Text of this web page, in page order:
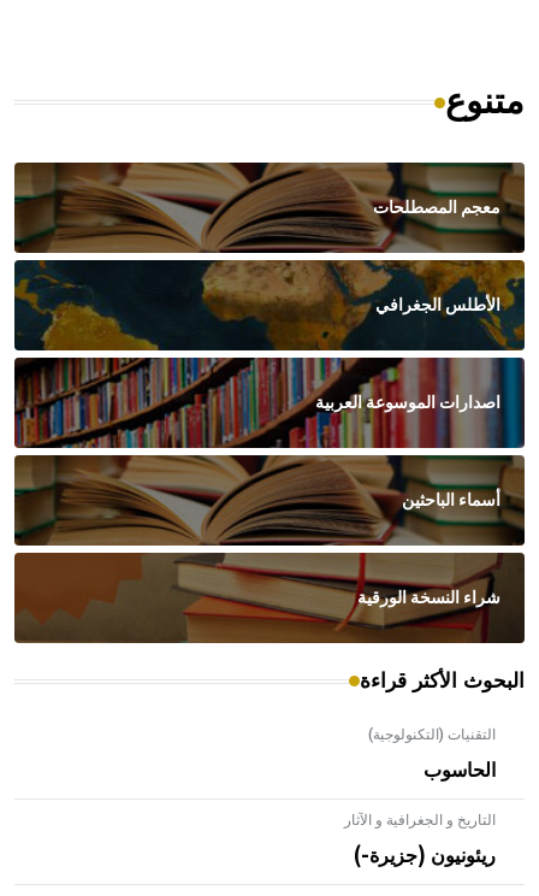
متنوع
معجم المصطلحات
الأطلس الجغرافي
اصدارات الموسوعة العربية
أسماء الباحثين
شراء النسخة الورقية
البحوث الأكثر قراءة
التقنيات (التكنولوجية)
الحاسوب
التاريخ و الجغرافية و الآثار
ريئونيون (جزيرة-)